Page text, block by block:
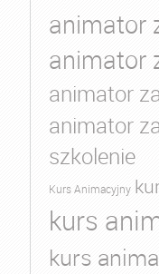
animator
animator
animator
animator
szkolenie
Kurs Animacyjny
kurs
kurs